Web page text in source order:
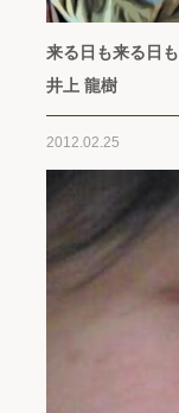
来る日も来る日も
井上 龍樹
2012.02.25